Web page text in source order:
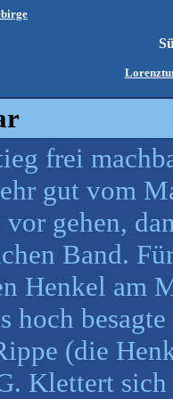
frei
gut vom
gehen,
Band.
Henkel am
hoch
(die
Klettert